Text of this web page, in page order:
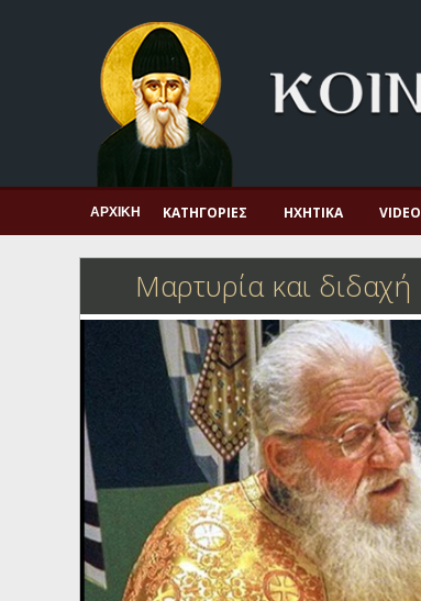
Πνευματική ζωή
Μαρτυρία και διδαχή
Λατρεία και προσευχή
Αγιολόγιο – Εορτολόγιο
Η πίστη στην εποχή μας
Ορθόδοξη οικογένεια
Ορθόδοξο προσκυνητάριο
Σκέψεις-προβληματισμοί
ΑΡΧΙΚΉ ΚΑΤΗΓΟΡΊΕΣ ΗΧΗΤΙΚΆ VIDEO
Μαρτυρία και διδαχή